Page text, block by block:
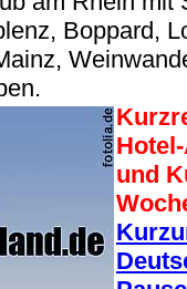
Boppard,
und